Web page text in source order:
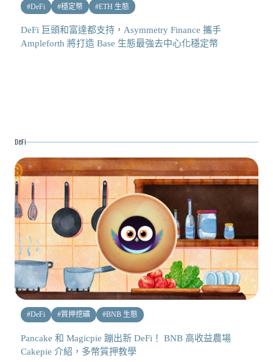
#DeFi #穩定幣 #ETH 生態
DeFi 巨頭和富達都支持，Asymmetry Finance 攜手
Ampleforth 將打造 Base 生態最強去中心化穩定幣
DeFi
#DeFi #質押挖礦 #BNB 生態
Pancake 和 Magicpie 蹦出新 DeFi！ BNB 高收益農場
Cakepie 介紹，多幣質押教學